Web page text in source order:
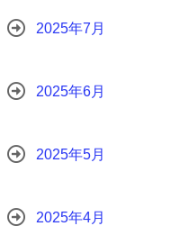
2025年7月
2025年6月
2025年5月
2025年4月